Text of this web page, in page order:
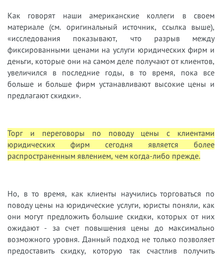
Как говорят наши американские коллеги в своем
материале (см. оригинальный источник, ссылка выше),
«исследования показывают, что разрыв между
фиксированными ценами на услуги юридических фирм и
деньги, которые они на самом деле получают от клиентов,
увеличился в последние годы, в то время, пока все
больше и больше фирм устанавливают высокие цены и
предлагают скидки».
Торг и переговоры по поводу цены с клиентами
юридических фирм сегодня является более
распространенным явлением, чем когда-либо прежде.
Но, в то время, как клиенты научились торговаться по
поводу цены на юридические услуги, юристы поняли, как
они могут предложить большие скидки, которых от них
ожидают - за счет повышения цены до максимально
возможного уровня. Данный подход не только позволяет
предоставить скидку, которую так счастлив получить